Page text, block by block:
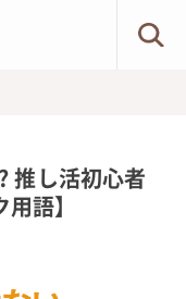
推し活初心者
語】